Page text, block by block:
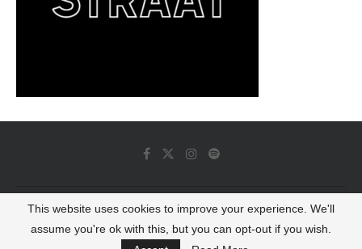
© 2022 - Luminous Dash All Rights Reserved
This website uses cookies to improve your experience. We'll
assume you're ok with this, but you can opt-out if you wish.